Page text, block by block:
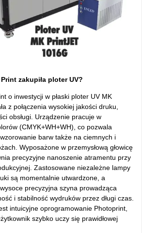
zakupiła ploter UV?
o inwestycji w płaski ploter UV MK
z połączenia wysokiej jakości druku,
obsługi. Urządzenie pracuje w
ów (CMYK+WH+WH), co pozwala
barw także na ciemnych i
Wyposażone w przemysłową głowicę
precyzyjne nanoszenie atramentu przy
Zastosowane niezależne lampy
są momentalnie utwardzone, a
precyzyjna szyna prowadząca
i stabilność wydruków przez długi czas.
intuicyjne oprogramowanie Photoprint,
żytkownik szybko uczy się prawidłowej